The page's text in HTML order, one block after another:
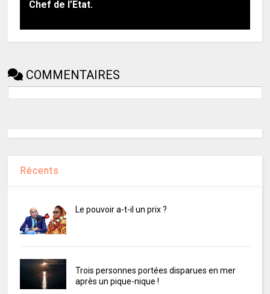
Chef de l’Etat.
COMMENTAIRES
Récents
Le pouvoir a-t-il un prix ?
Trois personnes portées disparues en mer
après un pique-nique !